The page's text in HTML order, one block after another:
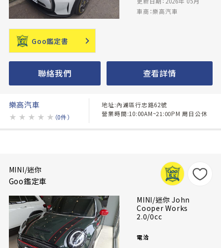
車商：樂高汽車
Goo鑑定書
聯絡我們 查看詳情
樂高汽車
★ ★ ★ ★ ★ （0件）
地址:內湖區行忠路62號
營業時間:10:00AM~21:00PM 周日公休
MINI/迷你
Goo鑑定車
MINI/迷你 John
Cooper Works
2.0/0cc
電洽